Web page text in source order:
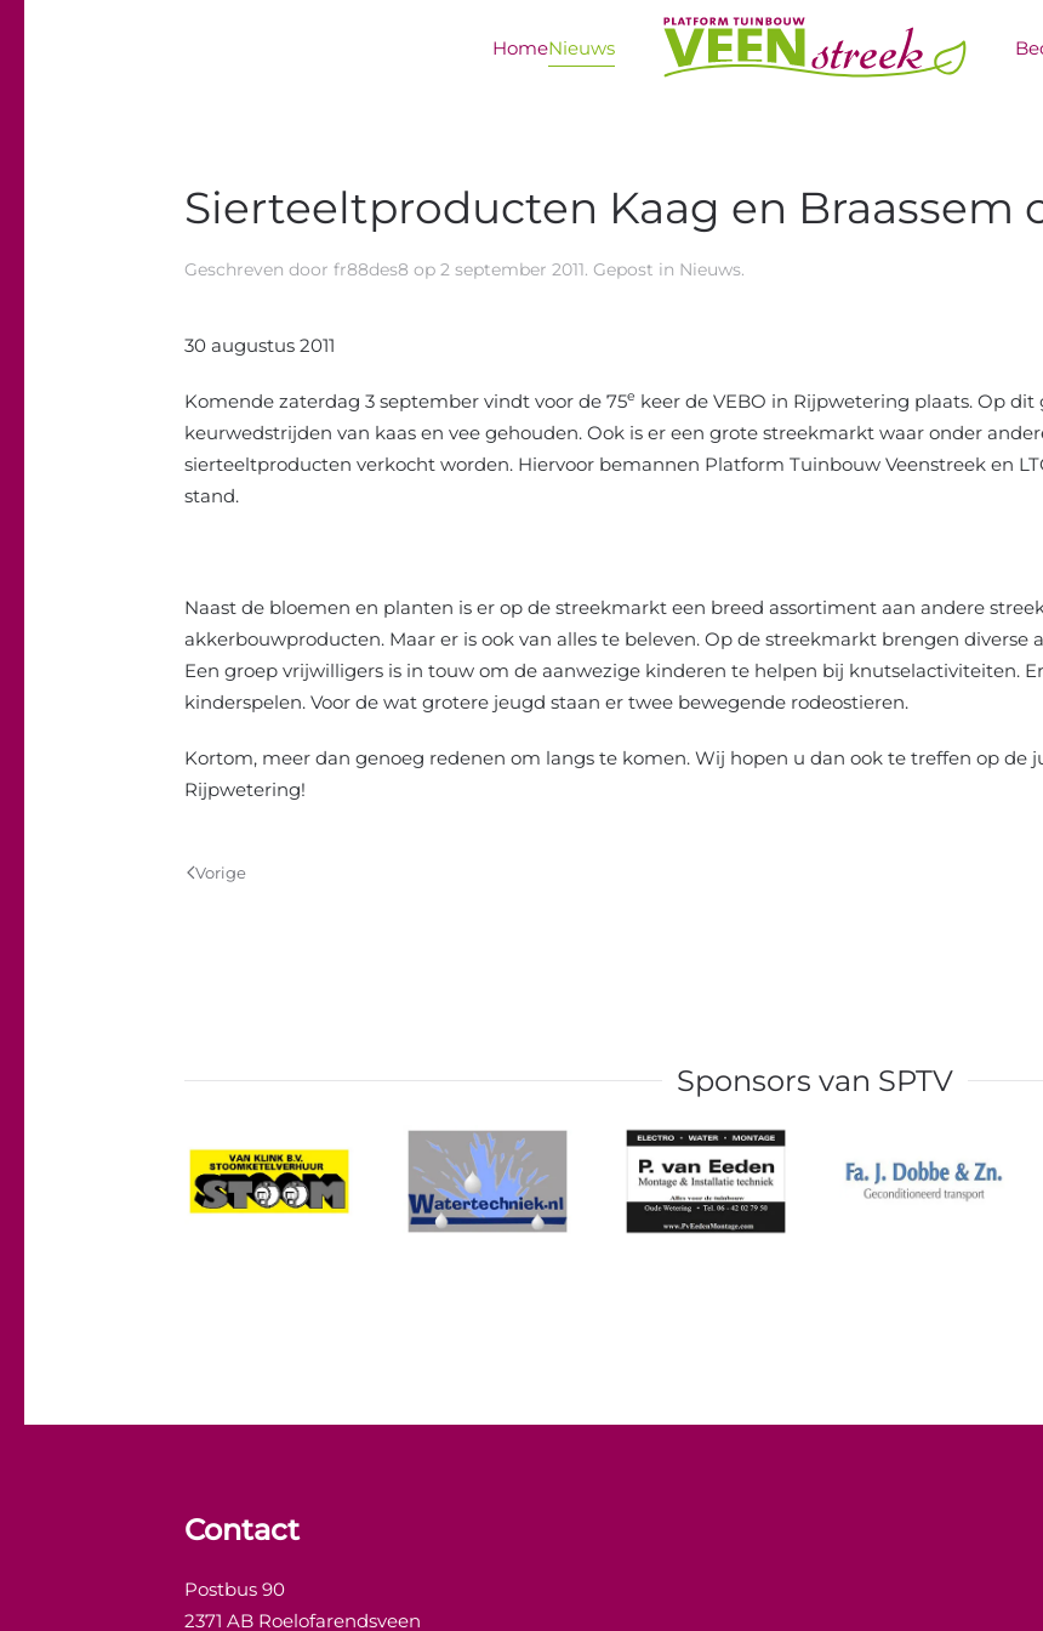
HomeNieuws
Sierteeltproducten Kaag en Braassem
Geschreven door fr88des8 op 2 september 2011. Gepost in Nieuws.
30 augustus 2011
Komende zaterdag 3 september vindt voor de 75e keer de VEBO in Rijpwetering plaats. Op
keurwedstrijden van kaas en vee gehouden. Ook is er een grote streekmarkt waar onder
sierteeltproducten verkocht worden. Hiervoor bemannen Platform Tuinbouw Veenstreek en
stand.
Naast de bloemen en planten is er op de streekmarkt een breed assortiment aan andere
akkerbouwproducten. Maar er is ook van alles te beleven. Op de streekmarkt brengen
Een groep vrijwilligers is in touw om de aanwezige kinderen te helpen bij knutselactiviteiten.
kinderspelen. Voor de wat grotere jeugd staan er twee bewegende rodeostieren.
Kortom, meer dan genoeg redenen om langs te komen. Wij hopen u dan ook te treffen op de
Rijpwetering!
Vorige
Sponsors van SPTV
Contact
Postbus 90
2371 AB Roelofarendsveen